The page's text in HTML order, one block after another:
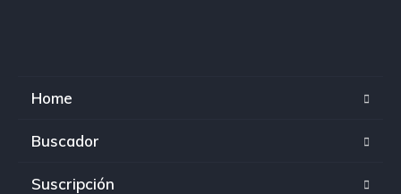
Home
Buscador
Suscripción